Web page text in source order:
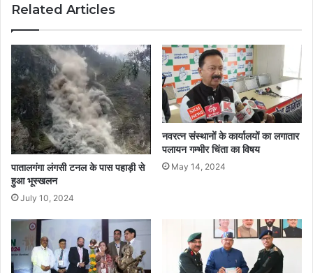
Related Articles
पातालगंगा लंगसी टनल के पास पहाड़ी से
हुआ भूस्खलन
July 10, 2024
नवरत्न संस्थानों के कार्यालयों का लगातार
पलायन गम्भीर चिंता का विषय
May 14, 2024